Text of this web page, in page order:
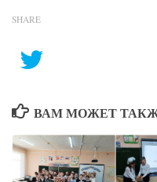
SHARE
ВАМ МОЖЕТ